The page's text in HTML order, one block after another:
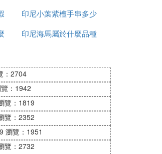
。有著年齡差距的婚姻，
通常不需要支付彩禮。
人員，打造出讓你終身
、海灘婚禮，婚禮價位
，望採納
怎麼處理
印尼小葉紫檀手串多少
錢
印尼海馬屬於什麼品種
：2704
：1942
覽：1819
覽：2352
瀏覽：1951
覽：2732